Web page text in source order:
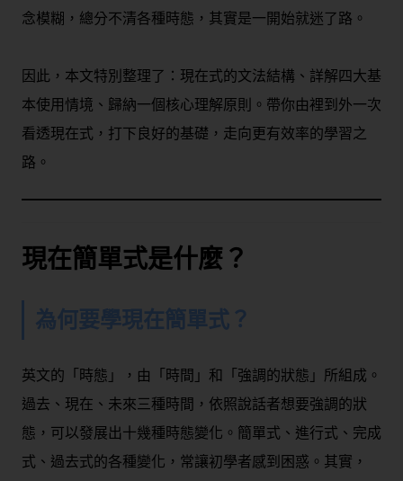
念模糊，總分不清各種時態，其實是一開始就迷了路。
因此，本文特別整理了：現在式的文法結構、詳解四大基
本使用情境、歸納一個核心理解原則。帶你由裡到外一次
看透現在式，打下良好的基礎，走向更有效率的學習之
路。
現在簡單式是什麼？
為何要學現在簡單式？
英文的「時態」，由「時間」和「強調的狀態」所組成。
過去、現在、未來三種時間，依照說話者想要強調的狀
態，可以發展出十幾種時態變化。簡單式、進行式、完成
式、過去式的各種變化，常讓初學者感到困惑。其實，